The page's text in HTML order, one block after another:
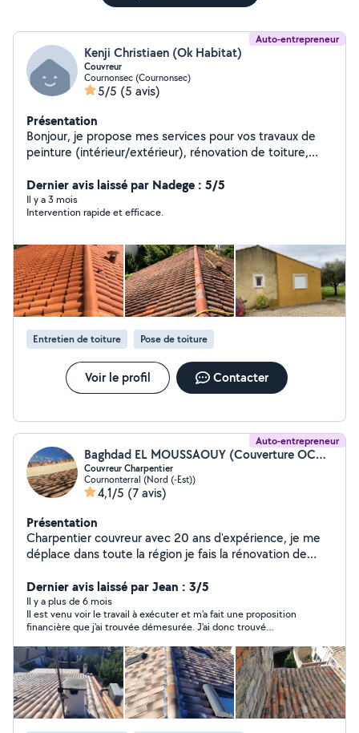
Auto-entrepreneur
Kenji Christiaen (Ok Habitat)
Couvreur
Cournonsec (Cournonsec)
5/5 (5 avis)
Présentation
Bonjour, je propose mes services pour vos travaux de
peinture (intérieur/extérieur), rénovation de toiture,
rapide et à prix raisonnable. N'hésitez pas à me
contacter pour un devis gratuit !
Dernier avis laissé par Nadege : 5/5
Il y a 3 mois
Intervention rapide et efficace.
Entretien de toiture Pose de toiture
Voir le profil Contacter
Auto-entrepreneur
Baghdad EL MOUSSAOUY (Couverture OCCI-TOIT)
Couvreur Charpentier
Cournonterral (Nord (-Est))
4,1/5 (7 avis)
Présentation
Charpentier couvreur avec 20 ans d'expérience, je me
déplace dans toute la région je fais la rénovation de
façade, Abergement de cheminée, nettoyage de
toiture et pose deVelux Devis rapide et gratuit.
Assurance Décennale
Dernier avis laissé par Jean : 3/5
Il y a plus de 6 mois
Il est venu voir le travail à exécuter et m'a fait une proposition
financière que j'ai trouvée démesurée. J'ai donc trouvé
me demandait ce Monsieur